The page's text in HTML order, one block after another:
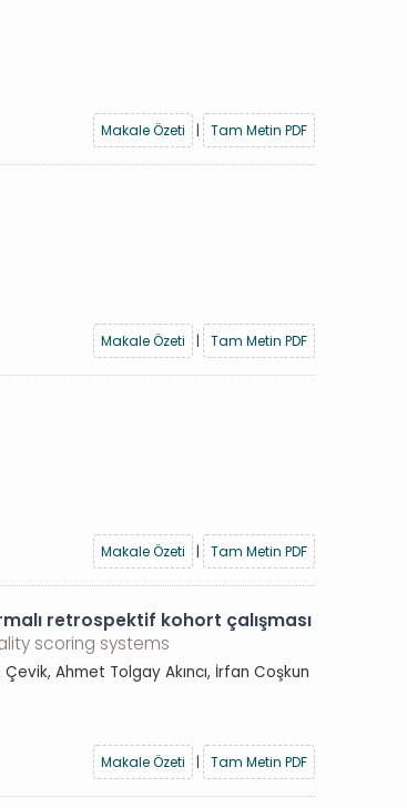
Makale Özeti
| Tam Metin PDF
Makale Özeti
| Tam Metin PDF
Makale Özeti
| Tam Metin PDF
retrospektif kohort çalışması
scoring systems
Ahmet Tolgay Akıncı, İrfan Coşkun
Makale Özeti
| Tam Metin PDF